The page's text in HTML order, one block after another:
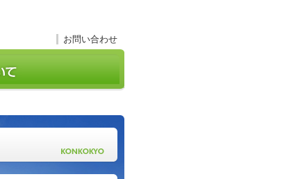
お問い合わせ